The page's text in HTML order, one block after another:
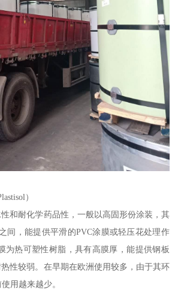
）
和耐化学药品性，一般以高固形份涂装，其
间，能提供平滑的PVC涂膜或轻压花处理作
为热可塑性树脂，具有高膜厚，能提供钢板
性较弱。在早期在欧洲使用较多，由于其环
用越来越少。